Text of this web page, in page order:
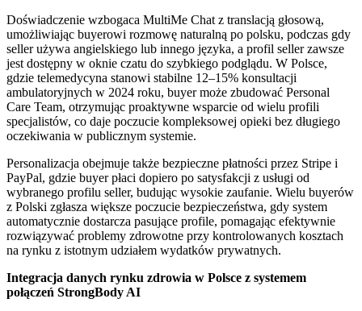
Doświadczenie wzbogaca MultiMe Chat z translacją głosową,
umożliwiając buyerowi rozmowę naturalną po polsku, podczas gdy
seller używa angielskiego lub innego języka, a profil seller zawsze
jest dostępny w oknie czatu do szybkiego podglądu. W Polsce,
gdzie telemedycyna stanowi stabilne 12–15% konsultacji
ambulatoryjnych w 2024 roku, buyer może zbudować Personal
Care Team, otrzymując proaktywne wsparcie od wielu profili
specjalistów, co daje poczucie kompleksowej opieki bez długiego
oczekiwania w publicznym systemie.
Personalizacja obejmuje także bezpieczne płatności przez Stripe i
PayPal, gdzie buyer płaci dopiero po satysfakcji z usługi od
wybranego profilu seller, budując wysokie zaufanie. Wielu buyerów
z Polski zgłasza większe poczucie bezpieczeństwa, gdy system
automatycznie dostarcza pasujące profile, pomagając efektywnie
rozwiązywać problemy zdrowotne przy kontrolowanych kosztach
na rynku z istotnym udziałem wydatków prywatnych.
Integracja danych rynku zdrowia w Polsce z systemem
połączeń StrongBody AI